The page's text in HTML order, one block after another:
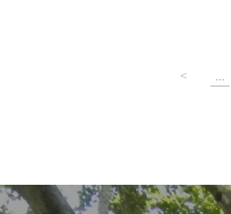
< ...